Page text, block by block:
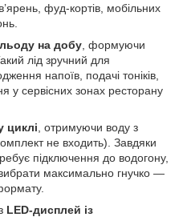
фуд-кортів, мобільних
на добу , формуючи
лід зручний для
напоїв, подачі тоніків,
у сервісних зонах ресторану
циклі , отримуючи воду з
не входить). Завдяки
підключення до водогону,
максимально гнучко —
LED-дисплей із